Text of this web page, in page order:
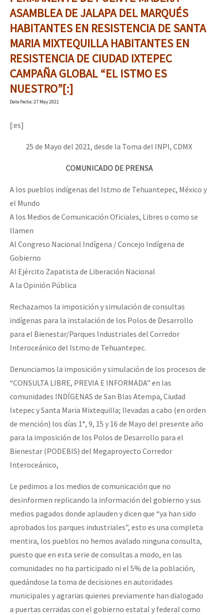
Mundo
EZLN
La Sexta
AutonomÍa y Resistencia
Migración
MULTIMEDIA
Fotorreportaje
Video
Otras secciones
Semillero Guerra contra la Humanidad. (Las poblaciones y
la naturaleza bajo asedio)
Libros para descargar
Medios Libres
Contacto
Dia 1: Encontro “Guerra contra a Humanidade”
[CDMX – 20 julio] Jornadas globales por la libertad de Jesús
“Sonhando a Terra do Bem Virá” se publica no Estado Espanhol
Se o México sabe, que o mundo saiba! Nossas lutas pela
[25 abr – CDMX] Tokín por el CNI: 30 años de Resistencia y
ASAMBLEA DE JALAPA DEL MARQUÉS
HABITANTES EN RESISTENCIA DE SANTA
MARIA MIXTEQUILLA HABITANTES EN
RESISTENCIA DE CIUDAD IXTEPEC
CAMPAÑA GLOBAL “EL ISTMO ES
NUESTRO”[:]
DateFecha: 27 May 2021
[:es]
25 de Mayo del 2021, desde la Toma del INPI, CDMX
COMUNICADO DE PRENSA
A los pueblos indígenas del Istmo de Tehuantepec, México y
el Mundo
A los Medios de Comunicación Oficiales, Libres o como se
llamen
Al Congreso Nacional Indígena / Concejo Indígena de
Gobierno
Al Ejército Zapatista de Liberación Nacional
A la Opinión Pública
Rechazamos la imposición y simulación de consultas
indígenas para la instalación de los Polos de Desarrollo
para el Bienestar/Parques Industriales del Corredor
Interoceánico del Istmo de Tehuantepec.
Denunciamos la imposición y simulación de los procesos de
“CONSULTA LIBRE, PREVIA E INFORMADA” en las
comunidades INDÍGENAS de San Blas Atempa, Ciudad
Ixtepec y Santa Maria Mixtequilla; llevadas a cabo (en orden
de mención) los días 1°, 9, 15 y 16 de Mayo del presente año
para la imposición de los Polos de Desarrollo para el
Bienestar (PODEBIS) del Megaproyecto Corredor
Interoceánico,
Le pedimos a los medios de comunicación que no
desinformen replicando la información del gobierno y sus
medios pagados donde aplauden y dicen que “ya han sido
aprobados los parques industriales”, esto es una completa
mentira, los pueblos no hemos avalado ninguna consulta,
puesto que en esta serie de consultas a modo, en las
comunidades no ha participado ni el 5% de la población,
quedándose la toma de decisiones en autoridades
municipales y agrarias quienes previamente han dialogado
a puertas cerradas con el gobierno estatal y federal como